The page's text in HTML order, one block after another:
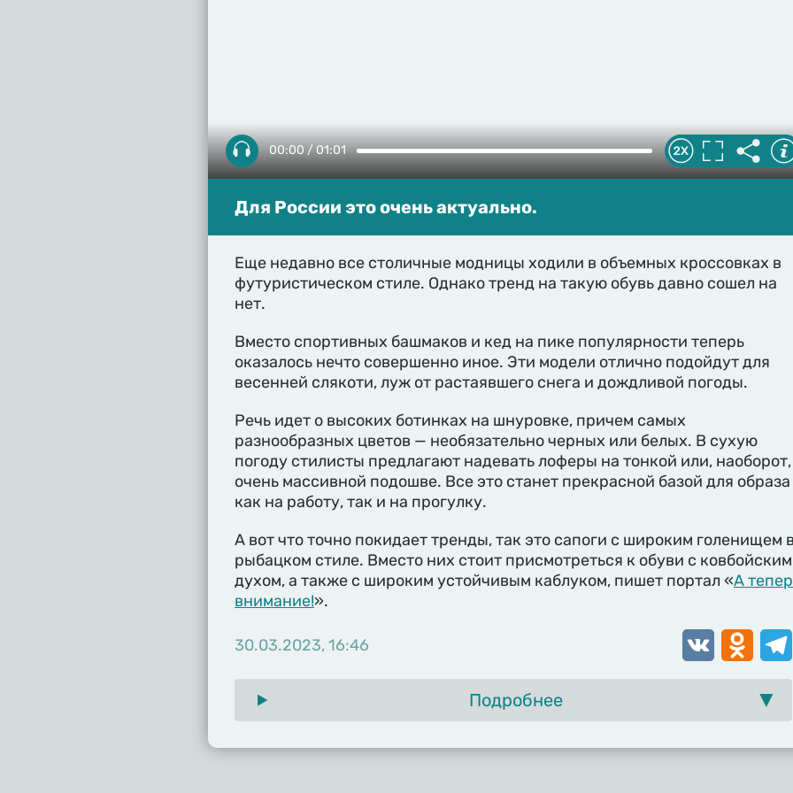
00:00 / 01:01
Для России это очень актуально.
Еще недавно все столичные модницы ходили в объемных кроссовках в
футуристическом стиле. Однако тренд на такую обувь давно сошел на
нет.
Вместо спортивных башмаков и кед на пике популярности теперь
оказалось нечто совершенно иное. Эти модели отлично подойдут для
весенней слякоти, луж от растаявшего снега и дождливой погоды.
Речь идет о высоких ботинках на шнуровке, причем самых
разнообразных цветов — необязательно черных или белых. В сухую
погоду стилисты предлагают надевать лоферы на тонкой или, наоборот,
очень массивной подошве. Все это станет прекрасной базой для образа
как на работу, так и на прогулку.
А вот что точно покидает тренды, так это сапоги с широким голенищем в
рыбацком стиле. Вместо них стоит присмотреться к обуви с ковбойским
духом, а также с широким устойчивым каблуком, пишет портал «А
внимание!».
30.03.2023, 16:46 VK
Подробнее